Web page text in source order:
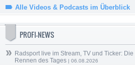
Alle Videos & Podcasts im Überblick
PROFI-NEWS
Radsport live im Stream, TV und Ticker: Die
Rennen des Tages | 06.08.2026